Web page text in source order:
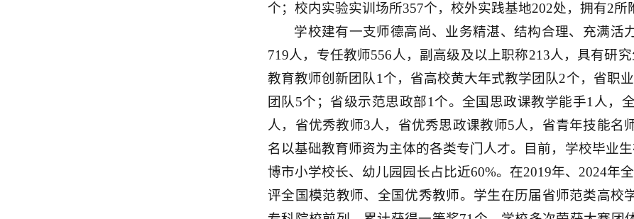
个；校内实验实训场所357个，校外实践基地202处，拥有2所
学校建有一支师德高尚、业务精湛、结构合理、充满活
719人，专任教师556人，副高级及以上职称213人，具有研
教育教师创新团队1个，省高校黄大年式教学团队2个，省职
团队5个；省级示范思政部1个。全国思政课教学能手1人，
人，省优秀教师3人，省优秀思政课教师5人，省青年技能名
名以基础教育师资为主体的各类专门人才。目前，学校毕业
博市小学校长、幼儿园园长占比近60%。在2019年、2024年
评全国模范教师、全国优秀教师。学生在历届省师范类高校